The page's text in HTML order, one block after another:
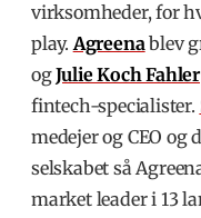
virksomheder, for
play.Agreenablev
ogJulie Koch Fahler
fintech-specialister.
medejer og CEO
selskabet så
market leader i 13